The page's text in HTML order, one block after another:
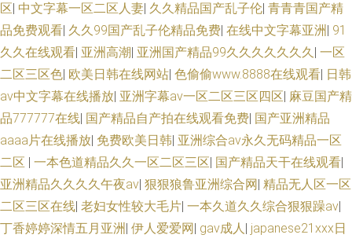
区| 中文字幕一区二区人妻| 久久精品国产乱子伦| 青青青国产精
品免费观看| 久久99国产乱子伦精品免费| 在线中文字幕亚洲 | 91
久久在线观看| 亚洲高潮| 亚洲国产精品99久久久久久久久| 一区
二区三区色| 欧美日韩在线网站| 色偷偷www.8888在线观看| 日韩
av中文字幕在线播放| 亚洲字幕av一区二区三区四区| 麻豆国产精
品777777在线| 国产精品自产拍在线观看免费| 国产亚洲精品
aaaa片在线播放| 免费欧美日韩| 亚洲综合av永久无码精品一区
二区 | 一本色道精品久久一区二区三区| 国产精品天干在线观看|
亚洲精品久久久久午夜aⅴ| 狠狠狼鲁亚洲综合网| 精品无人区一区
二区三区在线| 老妇女性较大毛片| 一本久道久久综合狠狠躁av|
丁香婷婷深情五月亚洲 | 伊人爱爱网| gav成人| japanese21ⅹxx日